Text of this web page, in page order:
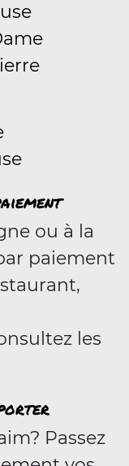
ou à la
paiement
les
Passez